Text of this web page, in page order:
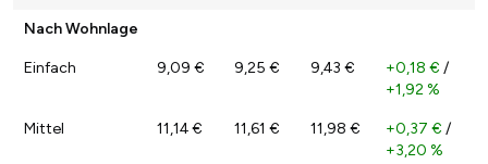
Nach Wohnlage
Einfach 9,09 € 9,25 € 9,43 € +0,18 € /
+1,92 %
Mittel 11,14 € 11,61 € 11,98 € +0,37 € /
+3,20 %